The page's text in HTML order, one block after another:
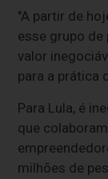
"A partir de
esse grupo de
valor
para a prática
Para Lula, é
que
milhões de